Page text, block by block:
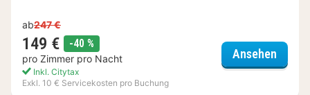
ab247 €
149 € -40 %
pro Zimmer pro Nacht
Inkl. Citytax
Exkl. 10 € Servicekosten pro Buchung
Ansehen